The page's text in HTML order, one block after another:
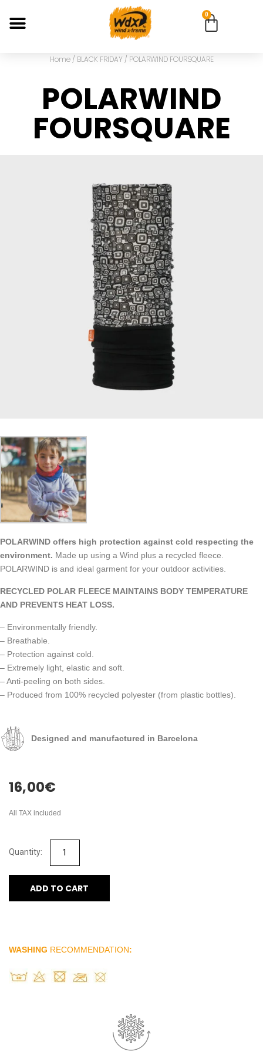
0
Home/ BLACK FRIDAY/ POLARWIND FOURSQUARE
POLARWIND
FOURSQUARE
POLARWIND offers high protection against cold respecting the
environment. Made up using a Wind plus a recycled fleece.
POLARWIND is and ideal garment for your outdoor activities.
RECYCLED POLAR FLEECE MAINTAINS BODY TEMPERATURE
AND PREVENTS HEAT LOSS.
– Environmentally friendly.
– Breathable.
– Protection against cold.
– Extremely light, elastic and soft.
– Anti-peeling on both sides.
– Produced from 100% recycled polyester (from plastic bottles).
Designed and manufactured in Barcelona
16,00€
All TAX included
ADD TO CART
WASHING RECOMMENDATION: